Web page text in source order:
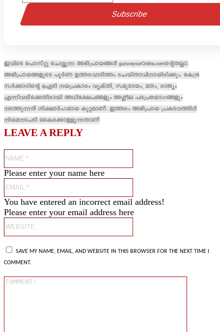
ഇവിടെ പോസ്റ്റു ചെയ്യുന്ന അഭിപ്രായങ്ങൾ guruvayoorOnline.comന്റെതല്ലാ.
അഭിപ്രായങ്ങളുടെ പൂർണ ഉത്തരവാദിത്തം രചയിതാവിനായിരിക്കും. കേന്ദ്ര
സർക്കാരിന്റെ ഐടി നയപ്രകാരം വ്യക്തി, സമുദായം, മതം, രാജ്യം
എന്നിവയ്ക്കെതിരായി അധിക്ഷേപങ്ങളും അശ്ലീല പദപ്രയോഗങ്ങളും
നടത്തുന്നത് ശിക്ഷാർഹമായ കുറ്റമാണ്. ഇത്തരം അഭിപ്രായ പ്രകടനത്തിന്
നിയമനടപടി കൈക്കൊള്ളുന്നതാണ്
LEAVE A REPLY
Please enter your name here
You have entered an incorrect email address!
Please enter your email address here
SAVE MY NAME, EMAIL, AND WEBSITE IN THIS BROWSER FOR THE NEXT TIME I
COMMENT.